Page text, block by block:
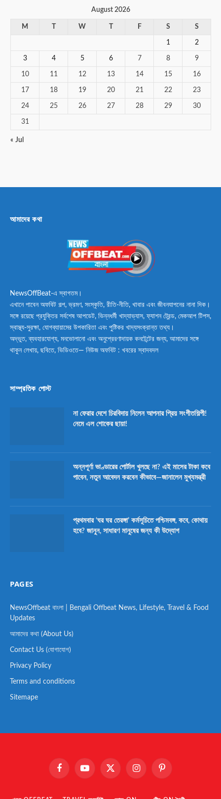
August 2026
M W F S S
1 2
3 4 5 6 7 8 9
10 11 12 13 14 15 16
17 18 19 20 21 22 23
24 25 26 27 28 29 30
31
« Jul
আমাদের কথা
NewsOffBeat-এ স্বাগতম।
এখানে পাবেন অফবিট গল্প, ভ্রমণ, সংস্কৃতি, রীতি-নীতি, খাবার এবং জীবনযাপনের নানা দিক।
সঙ্গে রয়েছে প্রযুক্তির সর্বশেষ আপডেট, ভিন্নধর্মী খাদ্যাভ্যাস, ফ্যাশন ট্রেন্ড, মেকআপ টিপস,
স্বাস্থ্য-সুরক্ষা, যোগব্যায়ামের উপকারিতা এবং পুষ্টিকর খাদ্যসংক্রান্ত তথ্য।
অদ্ভুত, ব্যবহারযোগ্য, মনভোলানো এবং অনুপ্রেরণাদায়ক কনটেন্টের জন্য, আমাদের সঙ্গে
থাকুন লেখায়, ছবিতে, ভিডিওতে— নিউজ অফবিট : খবরের স্বাদবদল
সাম্প্রতিক পোস্ট
না ফেরার দেশে চিরবিদায় নিলেন আপনার প্রিয় সংগীতশিল্পী!
নেমে এল শোকের ছায়া!
অন্নপূর্ণা ভাণ্ডারের পোর্টাল খুলছে না? এই মাসের টাকা কবে
পাবেন, নতুন আবেদন করবেন কীভাবে—জানালেন মুখ্যমন্ত্রী
প্রথমবার ‘ঘর ঘর তেরঙ্গা’ কর্মসূচিতে পশ্চিমবঙ্গ, কবে, কোথায়
হবে? জানুন, সাধারণ মানুষের জন্য কী উদ্যোগ
PAGES
NewsOffbeat বাংলা | Bengali Offbeat News, Lifestyle, Travel & Food
Updates
আমাদের কথা (About Us)
Contact Us (যোগাযোগ)
Privacy Policy
Terms and conditions
Sitemape
FacebookYouTube X
InstagramPinterest